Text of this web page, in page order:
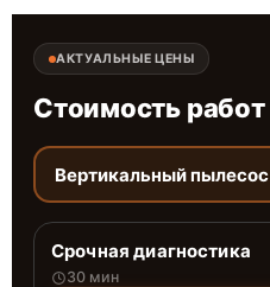
АКТУАЛЬНЫЕ ЦЕНЫ
Стоимость работ
Вертикальный пылесос
Срочная диагностика
30 мин